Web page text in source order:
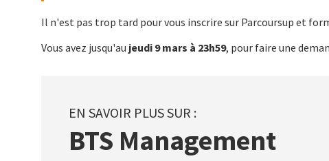
Corps
texte
Texte
Il n'est pas trop tard pour vous inscrire sur Parcoursup et
Vous avez jusqu'au jeudi 9 mars à 23h59, pour faire une
BTS Management